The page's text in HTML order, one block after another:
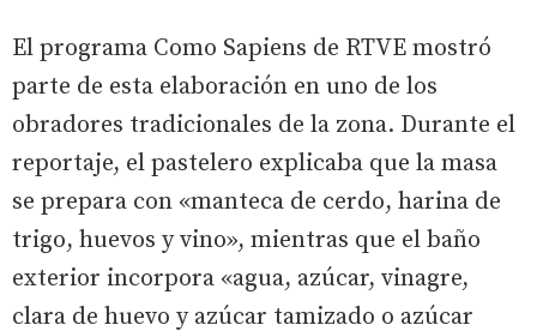
El programa Como Sapiens de RTVE mostró
parte de esta elaboración en uno de los
obradores tradicionales de la zona. Durante el
reportaje, el pastelero explicaba que la masa
se prepara con «manteca de cerdo, harina de
trigo, huevos y vino», mientras que el baño
exterior incorpora «agua, azúcar, vinagre,
clara de huevo y azúcar tamizado o azúcar